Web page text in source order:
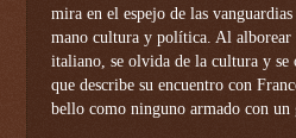
mira en el espejo de las
mano cultura y política. Al alborear
italiano, se olvida de la cultura y se
que describe su encuentro con
bello como ninguno armado con un